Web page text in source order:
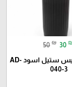
50 ₪ 30
مطرة ستانليس ستيل اسود AD-
040-3